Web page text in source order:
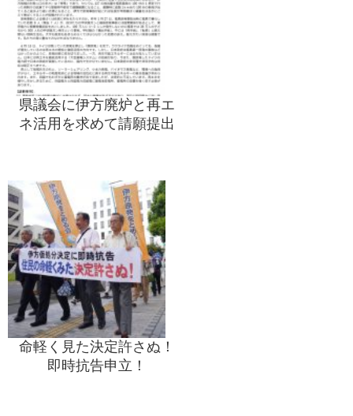
県議会に伊方廃炉と再エ
ネ活用を求めて請願提出
命軽く見た決定許さぬ！
即時抗告申立！